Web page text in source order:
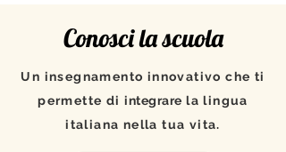
Conosci la scuola
Un insegnamento innovativo che ti
permette diintegrare la lingua
italiana nella tua vita.